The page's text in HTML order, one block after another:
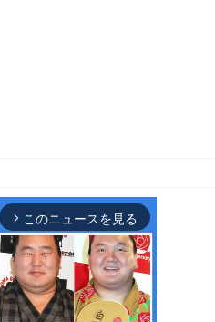
arrow_forward_ios このニュースを見る